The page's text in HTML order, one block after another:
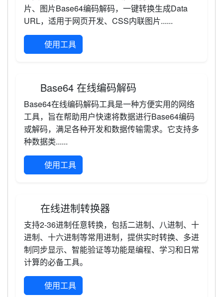
片、图片Base64编码解码，一键转换生成Data
URL，适用于网页开发、CSS内联图片......
使用工具
Base64 在线编码解码
Base64在线编码解码工具是一种方便实用的网络
工具，旨在帮助用户快速将数据进行Base64编码
或解码，满足各种开发和数据传输需求。它支持多
种数据类......
使用工具
在线进制转换器
支持2-36进制任意转换，包括二进制、八进制、十
进制、十六进制等常用进制，提供实时转换、多进
制同步显示、智能验证等功能是编程、学习和日常
计算的必备工具。
使用工具